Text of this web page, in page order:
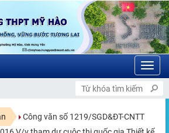
Công văn số 1219/SGD&ĐT-CNTT